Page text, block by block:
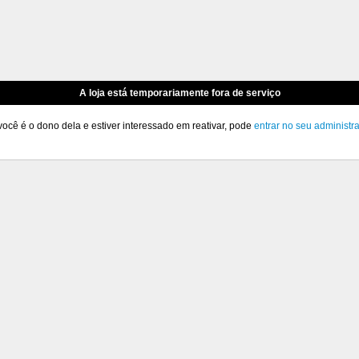
A loja está temporariamente fora de serviço
é o dono dela e estiver interessado em reativar, pode entrar no seu